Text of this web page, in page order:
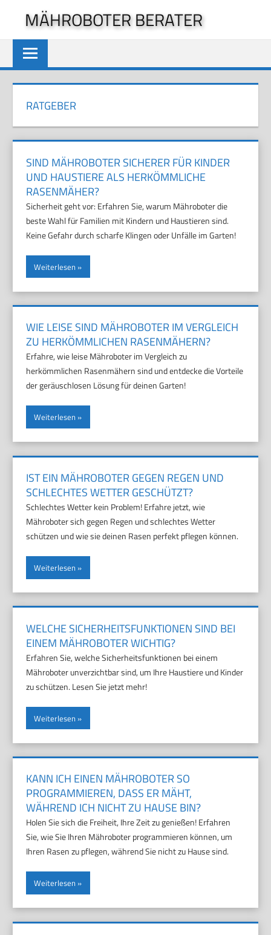
springen
MÄHROBOTER BERATER
RATGEBER
SIND MÄHROBOTER SICHERER FÜR KINDER
UND HAUSTIERE ALS HERKÖMMLICHE
RASENMÄHER?
Sicherheit geht vor: Erfahren Sie, warum Mähroboter die
beste Wahl für Familien mit Kindern und Haustieren sind.
Keine Gefahr durch scharfe Klingen oder Unfälle im Garten!
Weiterlesen
WIE LEISE SIND MÄHROBOTER IM VERGLEICH
ZU HERKÖMMLICHEN RASENMÄHERN?
Erfahre, wie leise Mähroboter im Vergleich zu
herkömmlichen Rasenmähern sind und entdecke die Vorteile
der geräuschlosen Lösung für deinen Garten!
Weiterlesen
IST EIN MÄHROBOTER GEGEN REGEN UND
SCHLECHTES WETTER GESCHÜTZT?
Schlechtes Wetter kein Problem! Erfahre jetzt, wie
Mähroboter sich gegen Regen und schlechtes Wetter
schützen und wie sie deinen Rasen perfekt pflegen können.
Weiterlesen
WELCHE SICHERHEITSFUNKTIONEN SIND BEI
EINEM MÄHROBOTER WICHTIG?
Erfahren Sie, welche Sicherheitsfunktionen bei einem
Mähroboter unverzichtbar sind, um Ihre Haustiere und Kinder
zu schützen. Lesen Sie jetzt mehr!
Weiterlesen
KANN ICH EINEN MÄHROBOTER SO
PROGRAMMIEREN, DASS ER MÄHT,
WÄHREND ICH NICHT ZU HAUSE BIN?
Holen Sie sich die Freiheit, Ihre Zeit zu genießen! Erfahren
Sie, wie Sie Ihren Mähroboter programmieren können, um
Ihren Rasen zu pflegen, während Sie nicht zu Hause sind.
Weiterlesen